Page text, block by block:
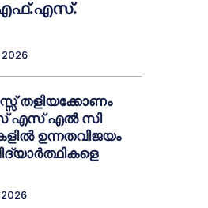
തളിയക്കോണം
എസ് എൽ സി
ഉന്നതവിജയം